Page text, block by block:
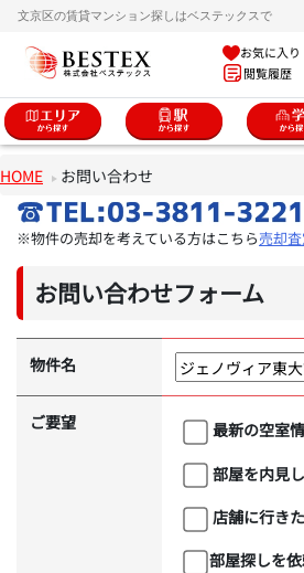
文京区の賃貸マンション探しはベステックスで
お気に入り
閲覧履歴
HOME お問い合わせ
※物件の売却を考えている方はこちら売却
お問い合わせフォーム
物件名
ご要望
最新の空室
部屋を内見
店舗に行き
部屋探しを